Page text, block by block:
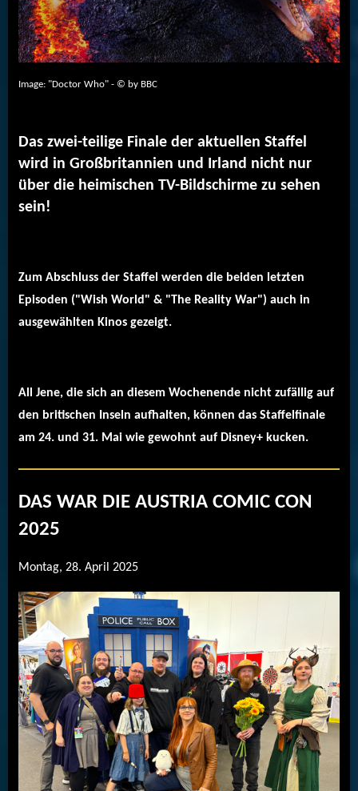
Image: "Doctor Who" - © by BBC
Das zwei-teilige Finale der aktuellen Staffel
wird in Großbritannien und Irland nicht nur
über die heimischen TV-Bildschirme zu sehen
sein!
Zum Abschluss der Staffel werden die beiden letzten
Episoden ("Wish World" & "The Reality War") auch in
ausgewählten Kinos gezeigt.
All Jene, die sich an diesem Wochenende nicht zufällig auf
den britischen Inseln aufhalten, können das Staffelfinale
am 24. und 31. Mai wie gewohnt auf Disney+ kucken.
DAS WAR DIE AUSTRIA COMIC CON
2025
Montag, 28. April 2025